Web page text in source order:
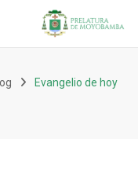
Evangelio de hoy